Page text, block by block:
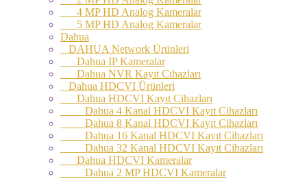
4 MP HD Analog Kameralar
5 MP HD Analog Kameralar
Dahua
DAHUA Network Ürünleri
Dahua IP Kameralar
Dahua NVR Kayıt Cıhazları
Dahua HDCVI Ürünleri
Dahua HDCVI Kayıt Cihazları
Dahua 4 Kanal HDCVI Kayıt Cihazları
Dahua 8 Kanal HDCVI Kayıt Cihazları
Dahua 16 Kanal HDCVI Kayıt Cihazları
Dahua 32 Kanal HDCVI Kayıt Cihazları
Dahua HDCVI Kameralar
Dahua 2 MP HDCVI Kameralar